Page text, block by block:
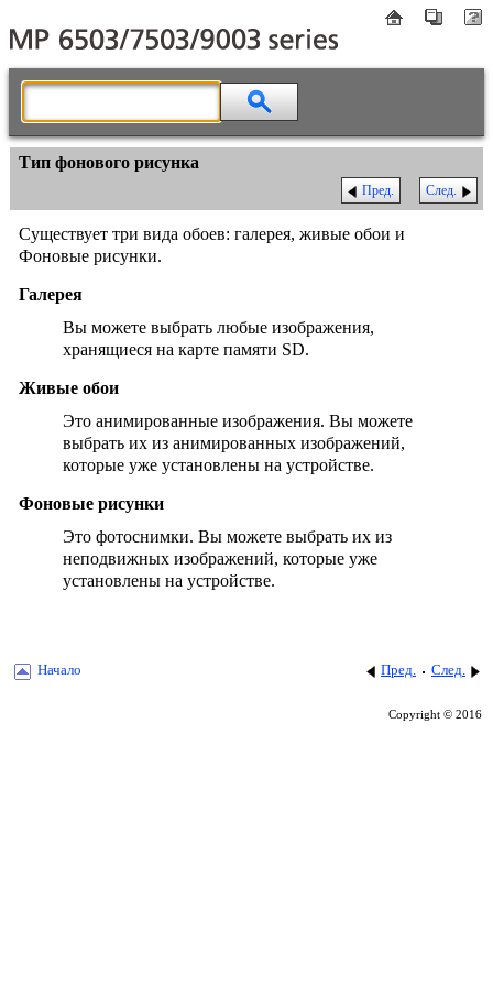
Тип фонового рисунка
Пред. След.
Существует три вида обоев: галерея, живые обои и
Фоновые рисунки.
Галерея
Вы можете выбрать любые изображения,
хранящиеся на карте памяти SD.
Живые обои
Это анимированные изображения. Вы можете
выбрать их из анимированных изображений,
которые уже установлены на устройстве.
Фоновые рисунки
Это фотоснимки. Вы можете выбрать их из
неподвижных изображений, которые уже
установлены на устройстве.
Начало Пред. След.
Copyright © 2016